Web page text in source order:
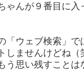
ゃんが９番目に入
「ウェブ検索」
しませんけどね
う思い残すことは